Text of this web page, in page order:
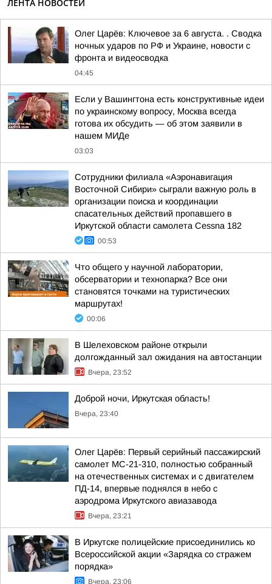
ЛЕНТА НОВОСТЕЙ
Олег Царёв: Ключевое за 6 августа. . Сводка
ночных ударов по РФ и Украине, новости с
фронта и видеосводка
04:45
Если у Вашингтона есть конструктивные идеи
по украинскому вопросу, Москва всегда
готова их обсудить — об этом заявили в
нашем МИДе
03:03
Сотрудники филиала «Аэронавигация
Восточной Сибири» сыграли важную роль в
организации поиска и координации
спасательных действий пропавшего в
Иркутской области самолета Cessna 182
00:53
Что общего у научной лаборатории,
обсерватории и технопарка? Все они
становятся точками на туристических
маршрутах!
00:06
В Шелеховском районе открыли
долгожданный зал ожидания на автостанции
Вчера, 23:52
Доброй ночи, Иркутская область!
Вчера, 23:40
Олег Царёв: Первый серийный пассажирский
самолет МС-21-310, полностью собранный
на отечественных системах и с двигателем
ПД-14, впервые поднялся в небо с
аэродрома Иркутского авиазавода
Вчера, 23:21
В Иркутске полицейские присоединились ко
Всероссийской акции «Зарядка со стражем
порядка»
Вчера, 23:06